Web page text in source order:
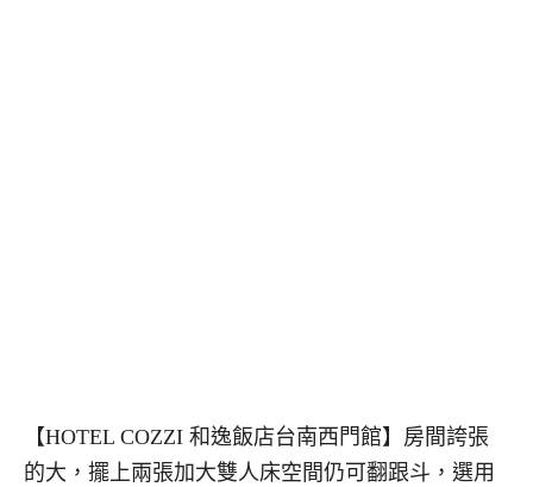
【HOTEL COZZI 和逸飯店台南西門館】房間誇張
的大，擺上兩張加大雙人床空間仍可翻跟斗，選用